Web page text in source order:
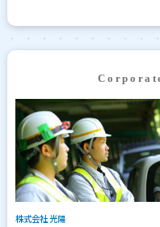
株式会社 光陽